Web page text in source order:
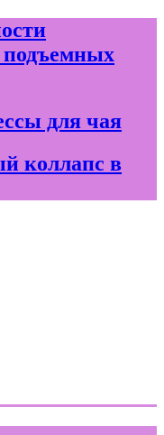
подъемных
для чая
коллапс в